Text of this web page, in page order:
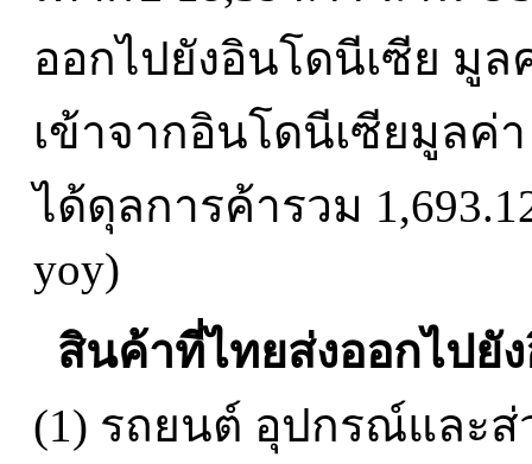
ออกไปยังอินโดนีเซีย มูล
เข้าจากอินโดนีเซียมูลค่า
ได้ดุลการค้ารวม
yoy)
สินค้าที่ไทยส่งออกไปยั
(1) รถยนต์ อุปกรณ์และส่